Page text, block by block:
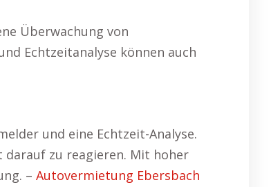
Überwachung von
Echtzeitanalyse können auch
und eine Echtzeit-Analyse.
darauf zu reagieren. Mit hoher
– Autovermietung Ebersbach